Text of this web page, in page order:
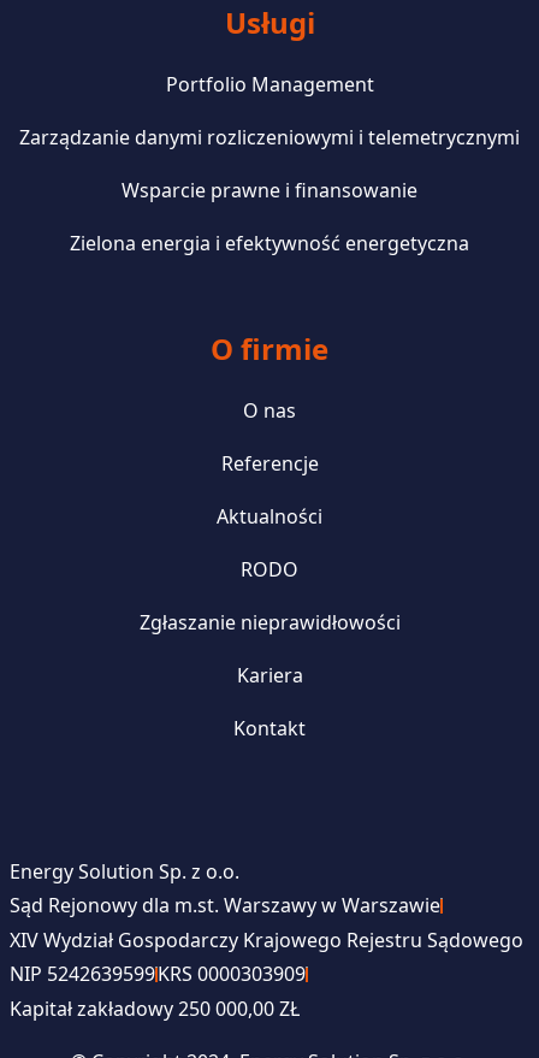
Usługi
Portfolio Management
Zarządzanie danymi rozliczeniowymi i telemetrycznymi
Wsparcie prawne i finansowanie
Zielona energia i efektywność energetyczna
O firmie
O nas
Referencje
Aktualności
RODO
Zgłaszanie nieprawidłowości
Kariera
Kontakt
Energy Solution Sp. z o.o.
Sąd Rejonowy dla m.st. Warszawy w Warszawie
XIV Wydział Gospodarczy Krajowego Rejestru Sądowego
NIP 5242639599KRS 0000303909
Kapitał zakładowy 250 000,00 ZŁ